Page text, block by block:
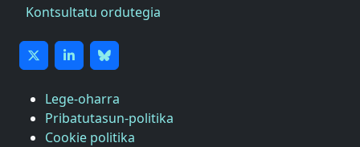
Kontsultatu ordutegia
Lege-oharra
Pribatutasun-politika
Cookie politika